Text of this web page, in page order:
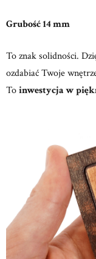
Grubość 14 mm
To znak solidności.
ozdabiać Twoje
To inwestycja w